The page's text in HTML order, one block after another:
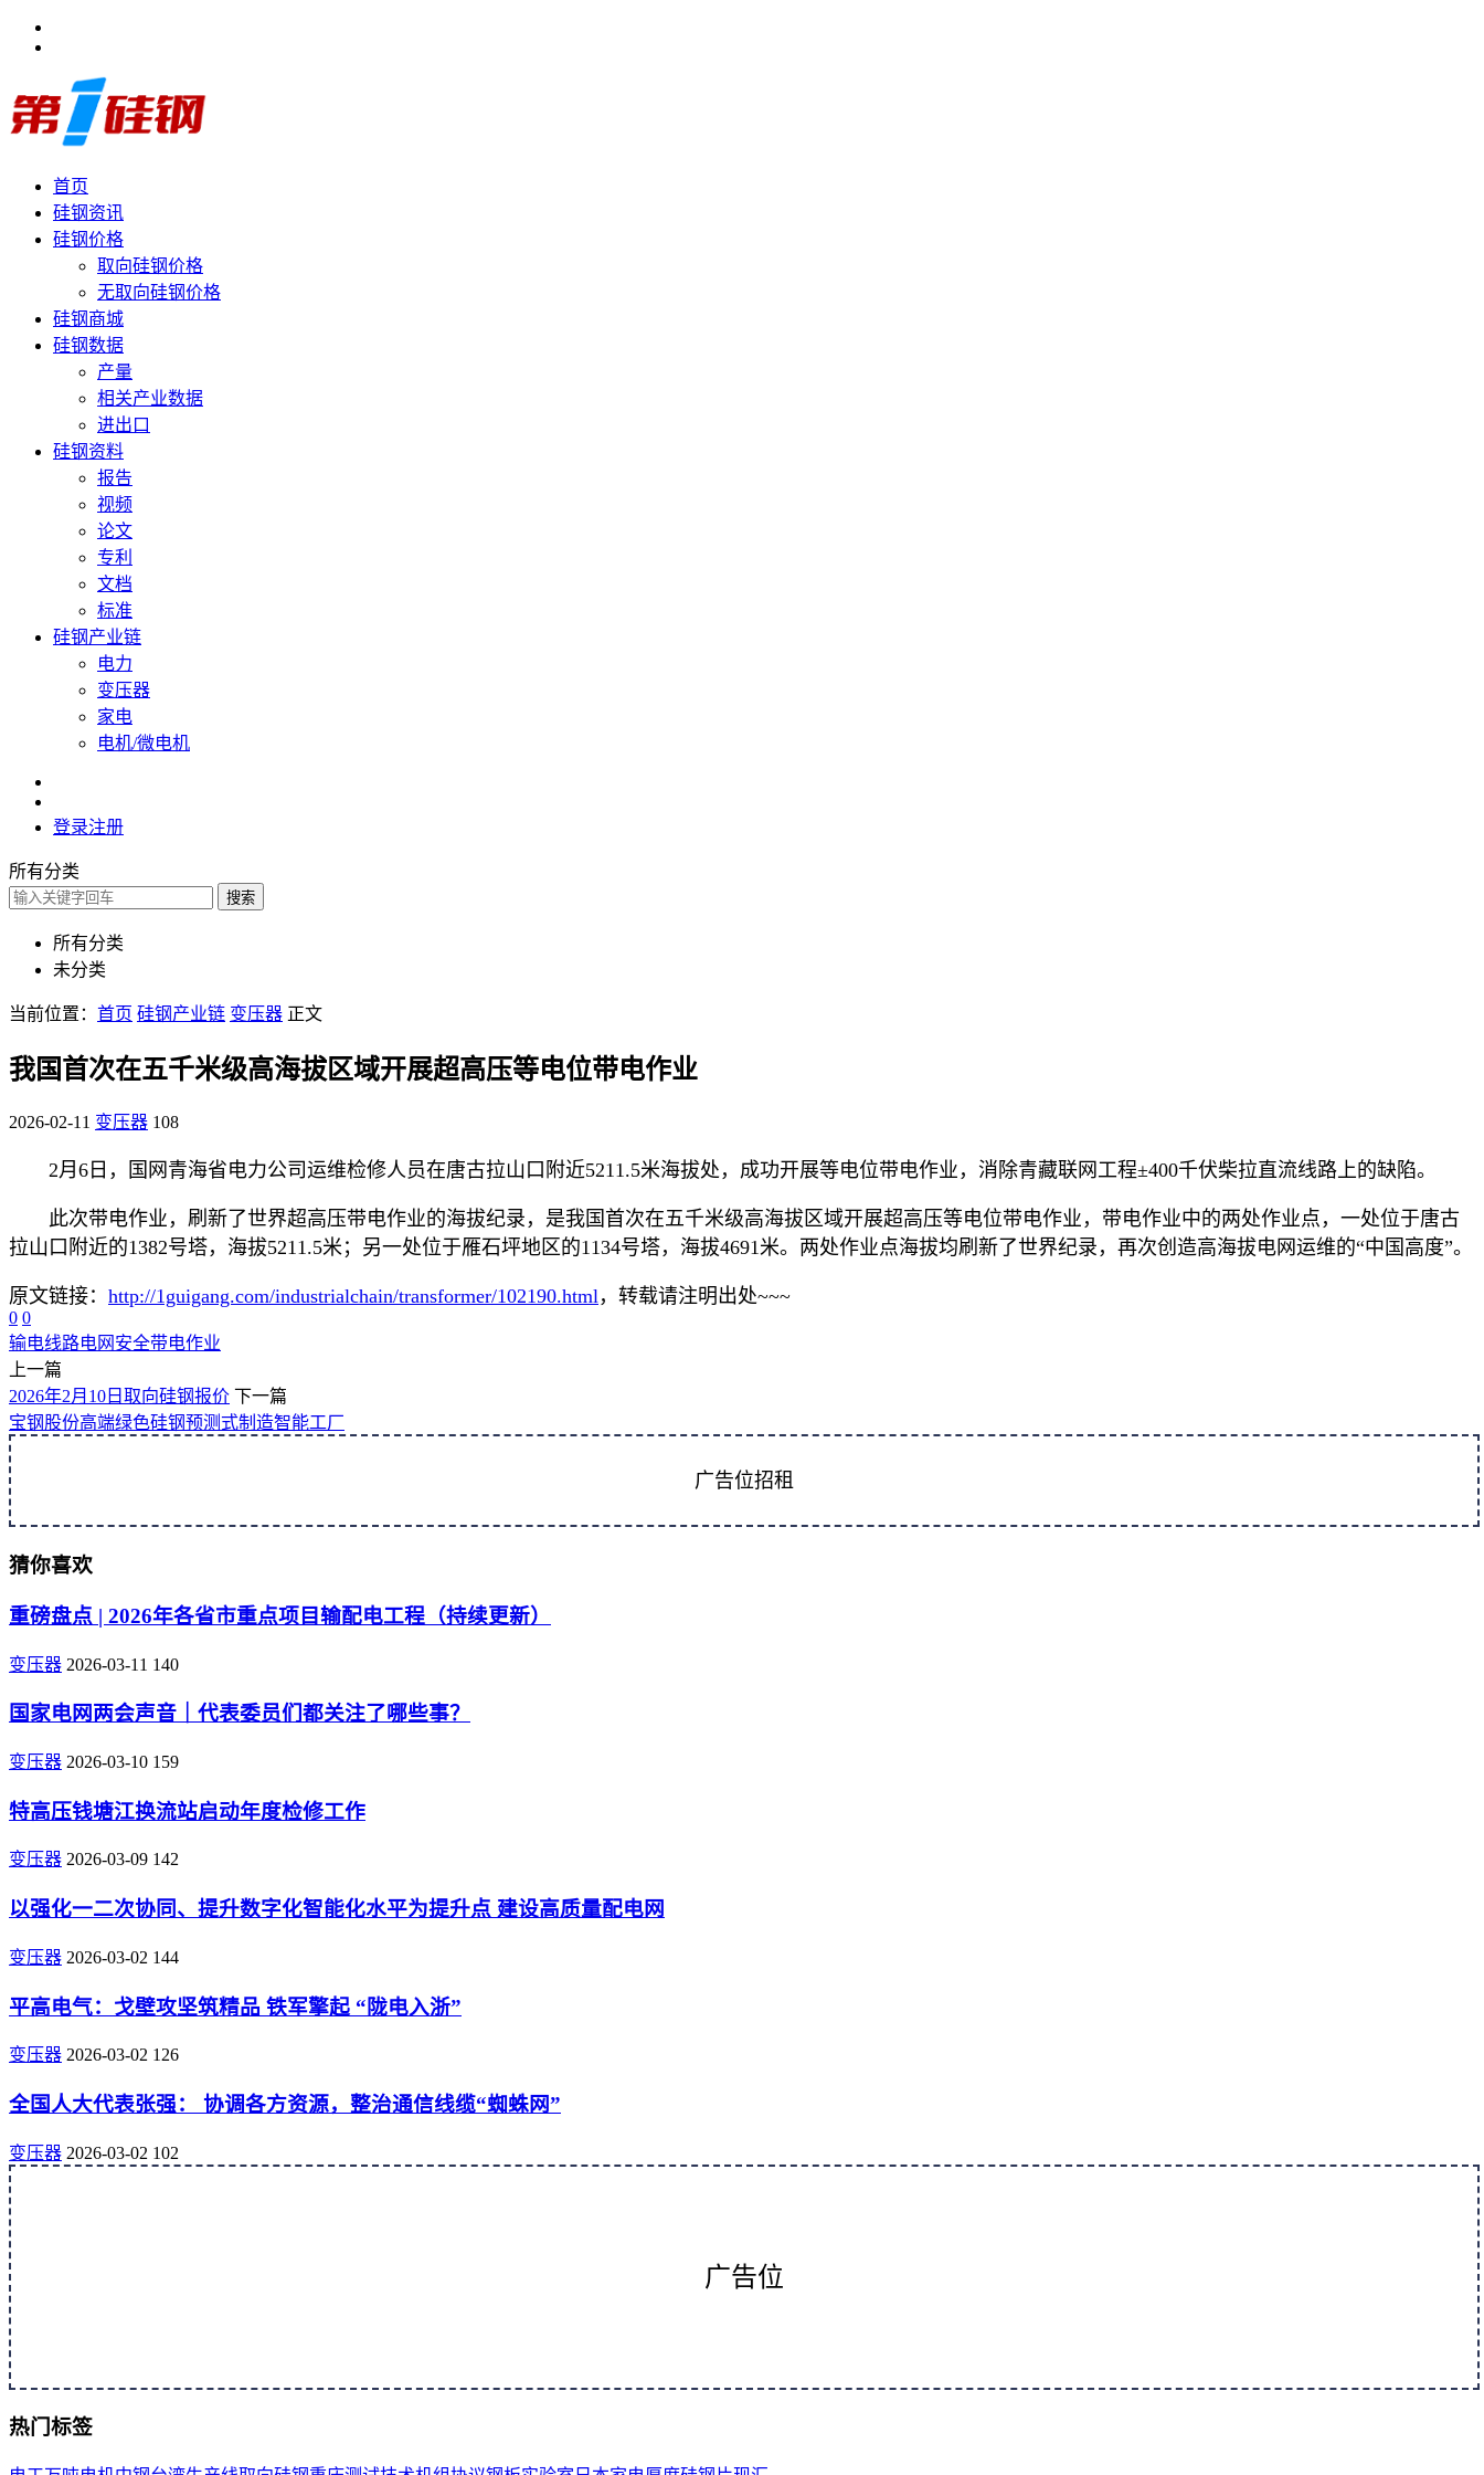
首页
硅钢资讯
硅钢价格
取向硅钢价格
无取向硅钢价格
硅钢商城
硅钢数据
产量
相关产业数据
进出口
硅钢资料
报告
视频
论文
专利
文档
标准
硅钢产业链
电力
变压器
家电
电机/微电机
登录注册
所有分类
搜索
所有分类
未分类
当前位置： 首页 硅钢产业链 变压器 正文
我国首次在五千米级高海拔区域开展超高压等电位带电作业
2026-02-11 变压器 108
2月6日，国网青海省电力公司运维检修人员在唐古拉山口附近5211.5米海拔处，成功开展等电位带电作业，消除青藏联网工程±400千伏柴拉直流线路上的缺陷。
此次带电作业，刷新了世界超高压带电作业的海拔纪录，是我国首次在五千米级高海拔区域开展超高压等电位带电作业，带电作业中的两处作业点，一处位于唐古
拉山口附近的1382号塔，海拔5211.5米；另一处位于雁石坪地区的1134号塔，海拔4691米。两处作业点海拔均刷新了世界纪录，再次创造高海拔电网运维的“中国高度”。
原文链接： http://1guigang.com/industrialchain/transformer/102190.html，转载请注明出处~~~
0 0
输电线路电网安全带电作业
上一篇
2026年2月10日取向硅钢报价 下一篇
宝钢股份高端绿色硅钢预测式制造智能工厂
广告位招租
猜你喜欢
重磅盘点 | 2026年各省市重点项目输配电工程（持续更新）
变压器 2026-03-11 140
国家电网两会声音｜代表委员们都关注了哪些事？
变压器 2026-03-10 159
特高压钱塘江换流站启动年度检修工作
变压器 2026-03-09 142
以强化一二次协同、提升数字化智能化水平为提升点 建设高质量配电网
变压器 2026-03-02 144
平高电气：戈壁攻坚筑精品 铁军擎起 “陇电入浙”
变压器 2026-03-02 126
全国人大代表张强： 协调各方资源，整治通信线缆“蜘蛛网”
变压器 2026-03-02 102
广告位
热门标签